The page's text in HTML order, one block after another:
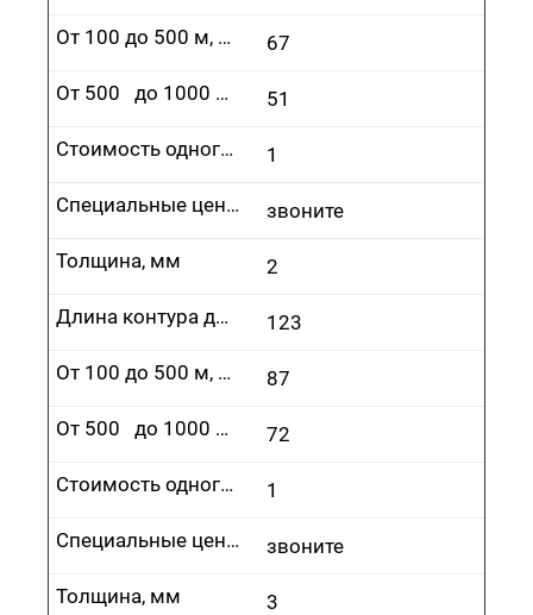
67
От 100 до 500 м, руб.
51
От 500 до 1000 м, руб.
1
Стоимость одного врезания, руб.
звоните
Специальные цены
2
Толщина, мм
123
Длина контура до 100 м, руб.
87
От 100 до 500 м, руб.
72
От 500 до 1000 м, руб.
1
Стоимость одного врезания, руб.
звоните
Специальные цены
3
Толщина, мм